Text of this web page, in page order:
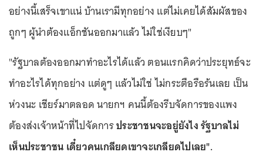
อย่างนี้เสร็จเขาแน่ บ้านเรามีทุกอย่าง แต่ไม่เคยได้สัมผัสของ
ถูกๆ ผู้นำต้องแอ็กชันออกมาแล้ว ไม่ใช่เงียบๆ"
"รัฐบาลต้องออกมาทำอะไรได้แล้ว ตอนแรกคิดว่าประยุทธ์จะ
ทำอะไรได้ทุกอย่าง แต่ดูๆ แล้วไม่ใช่ ไม่กระตือรือร้นเลย เป็น
ห่วงนะ เชียร์มาตลอด นายกฯ คนนี้ต้องรีบจัดการของแพง
ต้องส่งเจ้าหน้าที่ไปจัดการประชาชนจะอยู่ยังไง รัฐบาลไม่
เห็นประชาชน เดี๋ยวคนเกลียดเขาจะเกลียดไปเลย".